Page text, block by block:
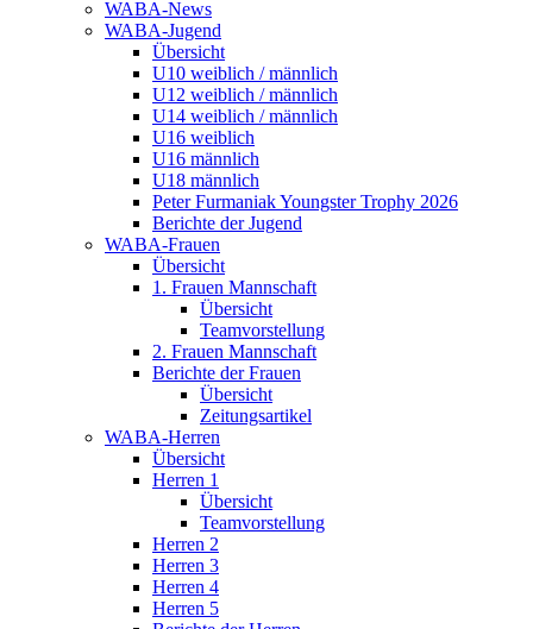
WABA-News
WABA-Jugend
Übersicht
U10 weiblich / männlich
U12 weiblich / männlich
U14 weiblich / männlich
U16 weiblich
U16 männlich
U18 männlich
Peter Furmaniak Youngster Trophy 2026
Berichte der Jugend
WABA-Frauen
Übersicht
1. Frauen Mannschaft
Übersicht
Teamvorstellung
2. Frauen Mannschaft
Berichte der Frauen
Übersicht
Zeitungsartikel
WABA-Herren
Übersicht
Herren 1
Übersicht
Teamvorstellung
Herren 2
Herren 3
Herren 4
Herren 5